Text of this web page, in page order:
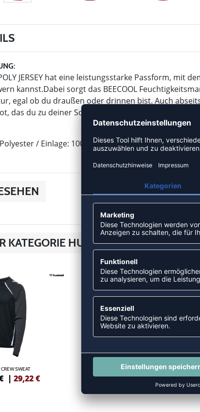
JERSEY hat eine leistungsstarke Passform, mit
kannst.Dabei sorgt das BEECOOL
egal ob du draußen oder drinnen bist. Auch
das du zu deiner Sommergarderobe hinzufügen
/ Einlage: 100% Polyester
KATEGORIE HUMMEL LEAD 2.0
SWEAT
| 29,22€
-40%
HMLLEAD 2.0 JERSEY S/S
UVP 29,95 € |17,97€